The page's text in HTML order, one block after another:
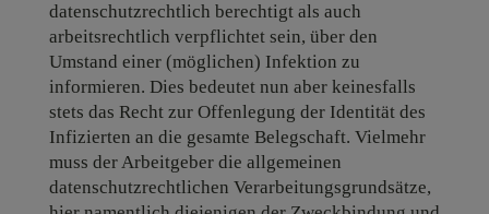
datenschutzrechtlich berechtigt als auch
arbeitsrechtlich verpflichtet sein, über den
Umstand einer (möglichen) Infektion zu
informieren. Dies bedeutet nun aber keinesfalls
stets das Recht zur Offenlegung der Identität des
Infizierten an die gesamte Belegschaft. Vielmehr
muss der Arbeitgeber die allgemeinen
datenschutzrechtlichen Verarbeitungsgrundsätze,